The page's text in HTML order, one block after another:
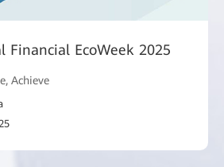
Financial EcoWeek 2025
Achieve